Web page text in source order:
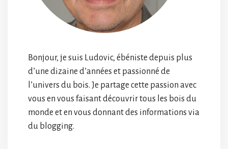
Bonjour, je suis Ludovic, ébéniste depuis plus
d’une dizaine d’années et passionné de
l’univers du bois. Je partage cette passion avec
vous en vous faisant découvrir tous les bois du
monde et en vous donnant des informations via
du blogging.